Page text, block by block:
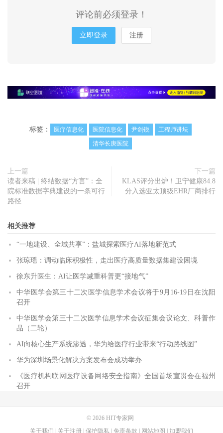
评论前必须登录！
立即登录 注册
标签： 医疗信息化 医院信息化 尹剑锐
工程师讲坛
清华长庚医院
上一篇
读者来稿 | 终结数据“方言”：全
院标准数据字典建设的一条可行
路径
下一篇
KLAS评分出炉！卫宁健康84.8
分入选亚太顶级EHR厂商排行
相关推荐
“一地建设、全域共享”：盐城探索医疗AI落地新范式
张琼瑶：调动临床积极性，走出医疗高质量数据集建设困境
徐东升医生：AI让医学减重科普更“接地气”
中华医学会第三十二次医学信息学术会议将于9月16-19日在沈阳
召开
中华医学会第三十二次医学信息学术会议征集会议论文、科普作
品（二轮）
AI向核心生产系统渗透，华为给医疗行业带来“行动路线图”
华为深圳场景化解决方案发布会成功举办
《医疗机构联网医疗设备网络安全指南》全国首场宣贯会在福州
召开
© 2026 HIT专家网
关于我们
关于注册 保护隐私 免责条款 网站地图 加盟我们